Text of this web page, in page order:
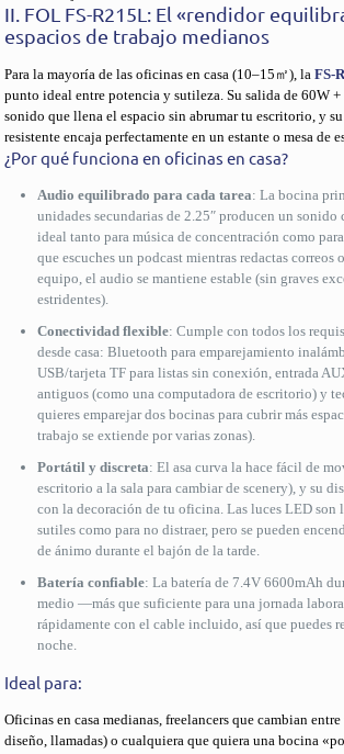
II. FOL FS-R215L: El «rendidor
espacios de trabajo medianos
Para la mayoría de las oficinas en casa (10–15㎡), laFS-
punto ideal entre potencia y sutileza. Su salida de 60W
sonido que llena el espacio sin abrumar tu escritorio, y
resistente encaja perfectamente en un estante o mesa de
¿Por qué funciona en oficinas en casa?
Audio equilibrado para cada tarea: La bocina
unidades secundarias de 2.25″ producen un
ideal tanto para música de concentración como
que escuches un podcast mientras redactas correos
equipo, el audio se mantiene estable (sin graves
estridentes).
Conectividad flexible: Cumple con todos los
desde casa: Bluetooth para emparejamiento
USB/tarjeta TF para listas sin conexión, entrada
antiguos (como una computadora de escritorio) y
quieres emparejar dos bocinas para cubrir más
trabajo se extiende por varias zonas).
Portátil y discreta: El asa curva la hace fácil de
escritorio a la sala para cambiar de scenery), y su
con la decoración de tu oficina. Las luces LED son
sutiles como para no distraer, pero se pueden
de ánimo durante el bajón de la tarde.
Batería confiable: La batería de 7.4V 6600mAh
medio —más que suficiente para una jornada
rápidamente con el cable incluido, así que puedes
noche.
Ideal para:
Oficinas en casa medianas, freelancers que cambian
diseño, llamadas) o cualquiera que quiera una bocina